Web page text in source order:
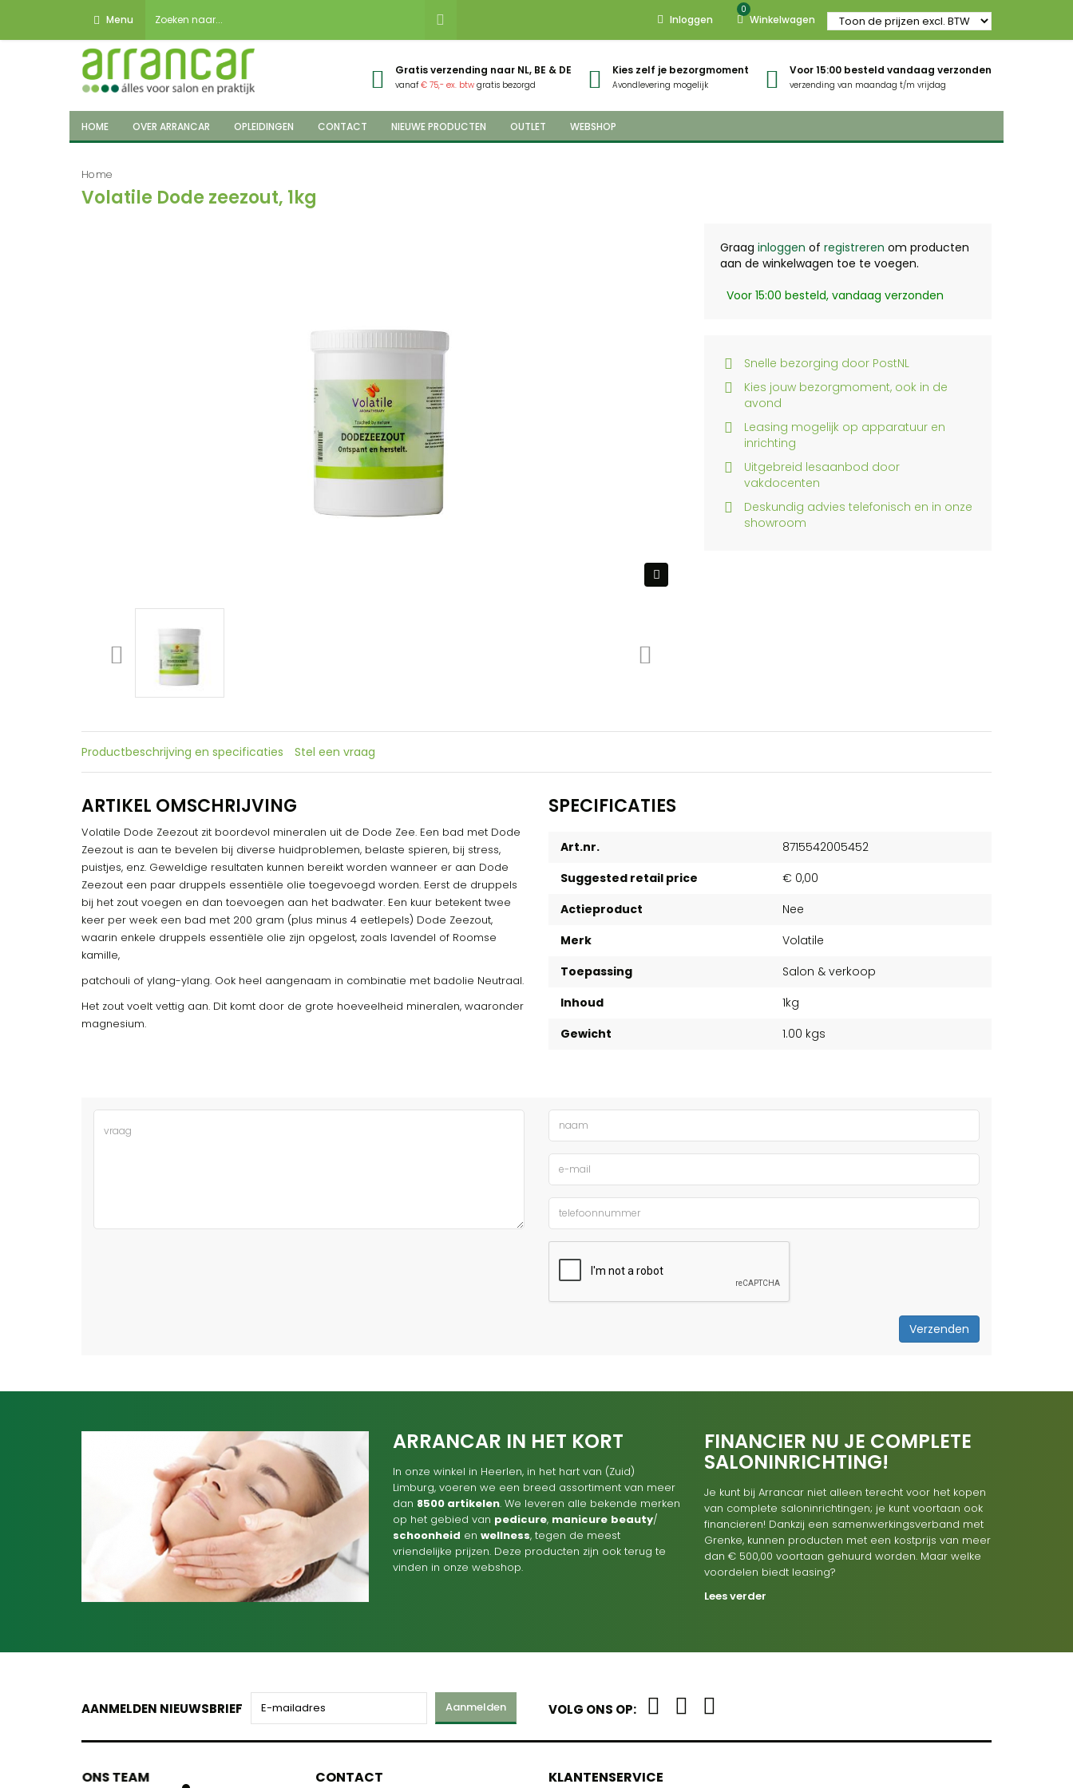
Menu Inloggen
0
Winkelwagen
Gratis verzending naar NL, BE & DE
vanaf€ 75,- ex. btw gratis bezorgd
Kies zelf je bezorgmoment
Avondlevering mogelijk
Voor 15:00 besteld vandaag verzonden
verzending van maandag t/m vrijdag
HOME OVER ARRANCAR OPLEIDINGEN CONTACT NIEUWE PRODUCTEN OUTLET WEBSHOP
Home
Volatile Dode zeezout, 1kg
Graag inloggen of registreren om producten
aan de winkelwagen toe te voegen.
Voor 15:00 besteld, vandaag verzonden
Snelle bezorging door PostNL
Kies jouw bezorgmoment, ook in de
avond
Leasing mogelijk op apparatuur en
inrichting
Uitgebreid lesaanbod door
vakdocenten
Deskundig advies telefonisch en in onze
showroom
Productbeschrijving en specificaties Stel een vraag
ARTIKEL OMSCHRIJVING
Volatile Dode Zeezout zit boordevol mineralen uit de Dode Zee. Een bad met Dode
Zeezout is aan te bevelen bij diverse huidproblemen, belaste spieren, bij stress,
puistjes, enz. Geweldige resultaten kunnen bereikt worden wanneer er aan Dode
Zeezout een paar druppels essentiële olie toegevoegd worden. Eerst de druppels
bij het zout voegen en dan toevoegen aan het badwater. Een kuur betekent twee
keer per week een bad met 200 gram (plus minus 4 eetlepels) Dode Zeezout,
waarin enkele druppels essentiële olie zijn opgelost, zoals lavendel of Roomse
kamille,
patchouli of ylang-ylang. Ook heel aangenaam in combinatie met badolie Neutraal.
Het zout voelt vettig aan. Dit komt door de grote hoeveelheid mineralen, waaronder
magnesium.
SPECIFICATIES
Art.nr.
8715542005452
Suggested retail price
€ 0,00
Actieproduct
Nee
Merk
Volatile
Toepassing
Salon & verkoop
Inhoud
1kg
Gewicht
1.00 kgs
Verzenden
ARRANCAR IN HET KORT
In onze winkel in Heerlen, in het hart van (Zuid)
Limburg, voeren we een breed assortiment van meer
dan 8500 artikelen. We leveren alle bekende merken
op het gebied van pedicure, manicure beauty/
schoonheid en wellness, tegen de meest
vriendelijke prijzen. Deze producten zijn ook terug te
vinden in onze webshop.
FINANCIER NU JE COMPLETE
SALONINRICHTING!
Je kunt bij Arrancar niet alleen terecht voor het kopen
van complete saloninrichtingen; je kunt voortaan ook
financieren! Dankzij een samenwerkingsverband met
Grenke, kunnen producten met een kostprijs van meer
dan € 500,00 voortaan gehuurd worden. Maar welke
voordelen biedt leasing?
Lees verder
AANMELDEN NIEUWSBRIEF Aanmelden VOLG ONS OP:
ONS TEAM ONS TEAM
CONTACT KLANTENSERVICE